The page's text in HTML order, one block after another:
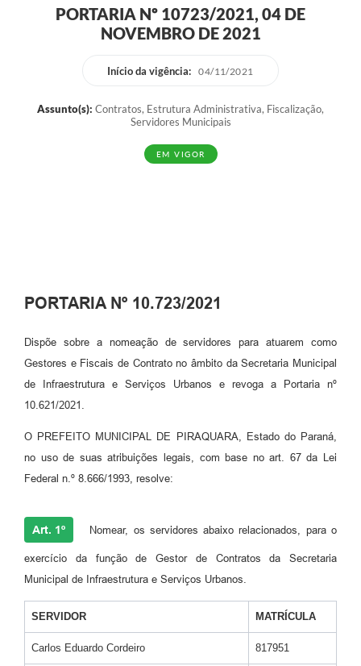
PORTARIA Nº 10723/2021, 04 DE
NOVEMBRO DE 2021
Início da vigência: 04/11/2021
Assunto(s): Contratos, Estrutura Administrativa, Fiscalização,
Servidores Municipais
EM VIGOR
PORTARIA Nº 10.723/2021
Dispõe sobre a nomeação de servidores para atuarem como
Gestores e Fiscais de Contrato no âmbito da Secretaria Municipal
de Infraestrutura e Serviços Urbanos e revoga a Portaria nº
10.621/2021.
O PREFEITO MUNICIPAL DE PIRAQUARA, Estado do Paraná,
no uso de suas atribuições legais, com base no art. 67 da Lei
Federal n.º 8.666/1993, resolve:
Art. 1º Nomear, os servidores abaixo relacionados, para o
exercício da função de Gestor de Contratos da Secretaria
Municipal de Infraestrutura e Serviços Urbanos.
SERVIDOR MATRÍCULA
Carlos Eduardo Cordeiro 817951